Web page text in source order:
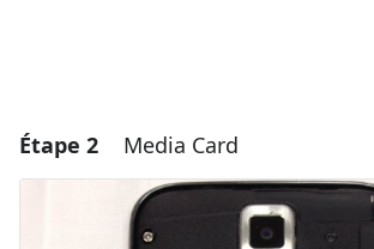
Étape 2 Media Card